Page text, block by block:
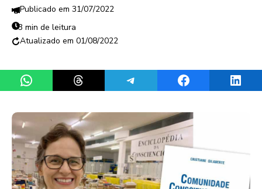
31/07/2022
3 min de leitura
01/08/2022
Share on WhatsAppShare on ThreadsShare on TelegramShare on Facebook